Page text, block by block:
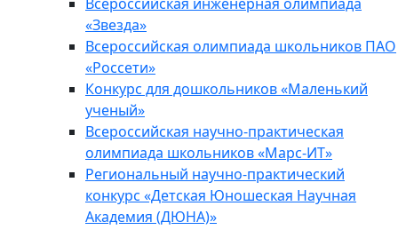
«Звезда»
Всероссийская олимпиада школьников ПАО
«Россети»
Конкурс для дошкольников «Маленький
ученый»
Всероссийская научно-практическая
олимпиада школьников «Марс-ИТ»
Региональный научно-практический
конкурс «Детская Юношеская Научная
Академия (ДЮНА)»